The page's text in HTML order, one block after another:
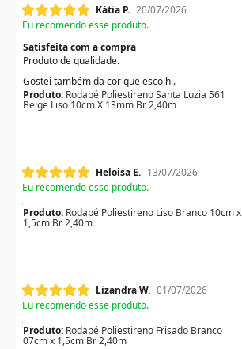
Kátia P. 20/07/2026
Eu recomendo esse produto.
Satisfeita com a compra
Produto de qualidade.
Gostei também da cor que escolhi.
Produto: Rodapé Poliestireno Santa Luzia 561
Beige Liso 10cm X 13mm Br 2,40m
Heloisa E. 13/07/2026
Eu recomendo esse produto.
Produto: Rodapé Poliestireno Liso Branco 10cm x
1,5cm Br 2,40m
Lizandra W. 01/07/2026
Eu recomendo esse produto.
Produto: Rodapé Poliestireno Frisado Branco
07cm x 1,5cm Br 2,40m